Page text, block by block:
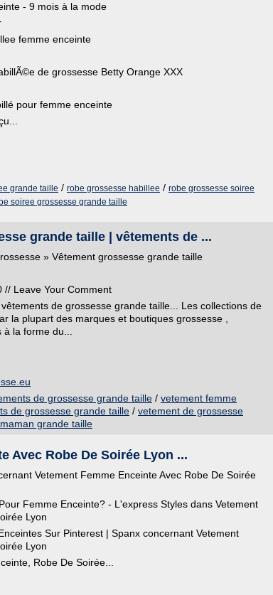
- 9 mois à la mode
femme enceinte
de grossesse Betty Orange XXX
pour femme enceinte
grande taille / robe grossesse habillee / robe grossesse soiree
soiree grossesse grande taille
grande taille | vêtements de ...
» Vêtement grossesse grande taille
// Leave Your Comment
de grossesse grande taille... Les collections de
la plupart des marques et boutiques grossesse ,
la forme du...
de grossesse grande taille / vetement femme
de grossesse grande taille / vetement de grossesse
grande taille
Avec Robe De Soirée Lyon ...
Vetement Femme Enceinte Avec Robe De Soirée
Femme Enceinte? - L'express Styles dans Vetement
Lyon
Sur Pinterest | Spanx concernant Vetement
Lyon
Robe De Soirée...